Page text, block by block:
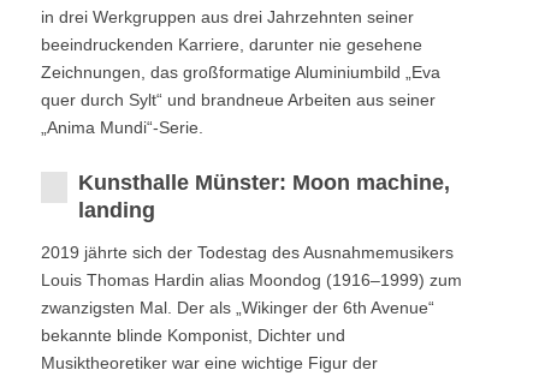
in drei Werkgruppen aus drei Jahrzehnten seiner
beeindruckenden Karriere, darunter nie gesehene
Zeichnungen, das großformatige Aluminiumbild „Eva
quer durch Sylt“ und brandneue Arbeiten aus seiner
„Anima Mundi“-Serie.
Kunsthalle Münster: Moon machine,
landing
2019 jährte sich der Todestag des Ausnahmemusikers
Louis Thomas Hardin alias Moondog (1916–1999) zum
zwanzigsten Mal. Der als „Wikinger der 6th Avenue“
bekannte blinde Komponist, Dichter und
Musiktheoretiker war eine wichtige Figur der